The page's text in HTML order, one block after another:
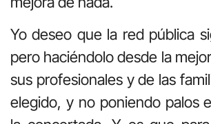
Yo deseo que la red pública
pero haciéndolo desde la
sus profesionales y de las
elegido, y no poniendo palos